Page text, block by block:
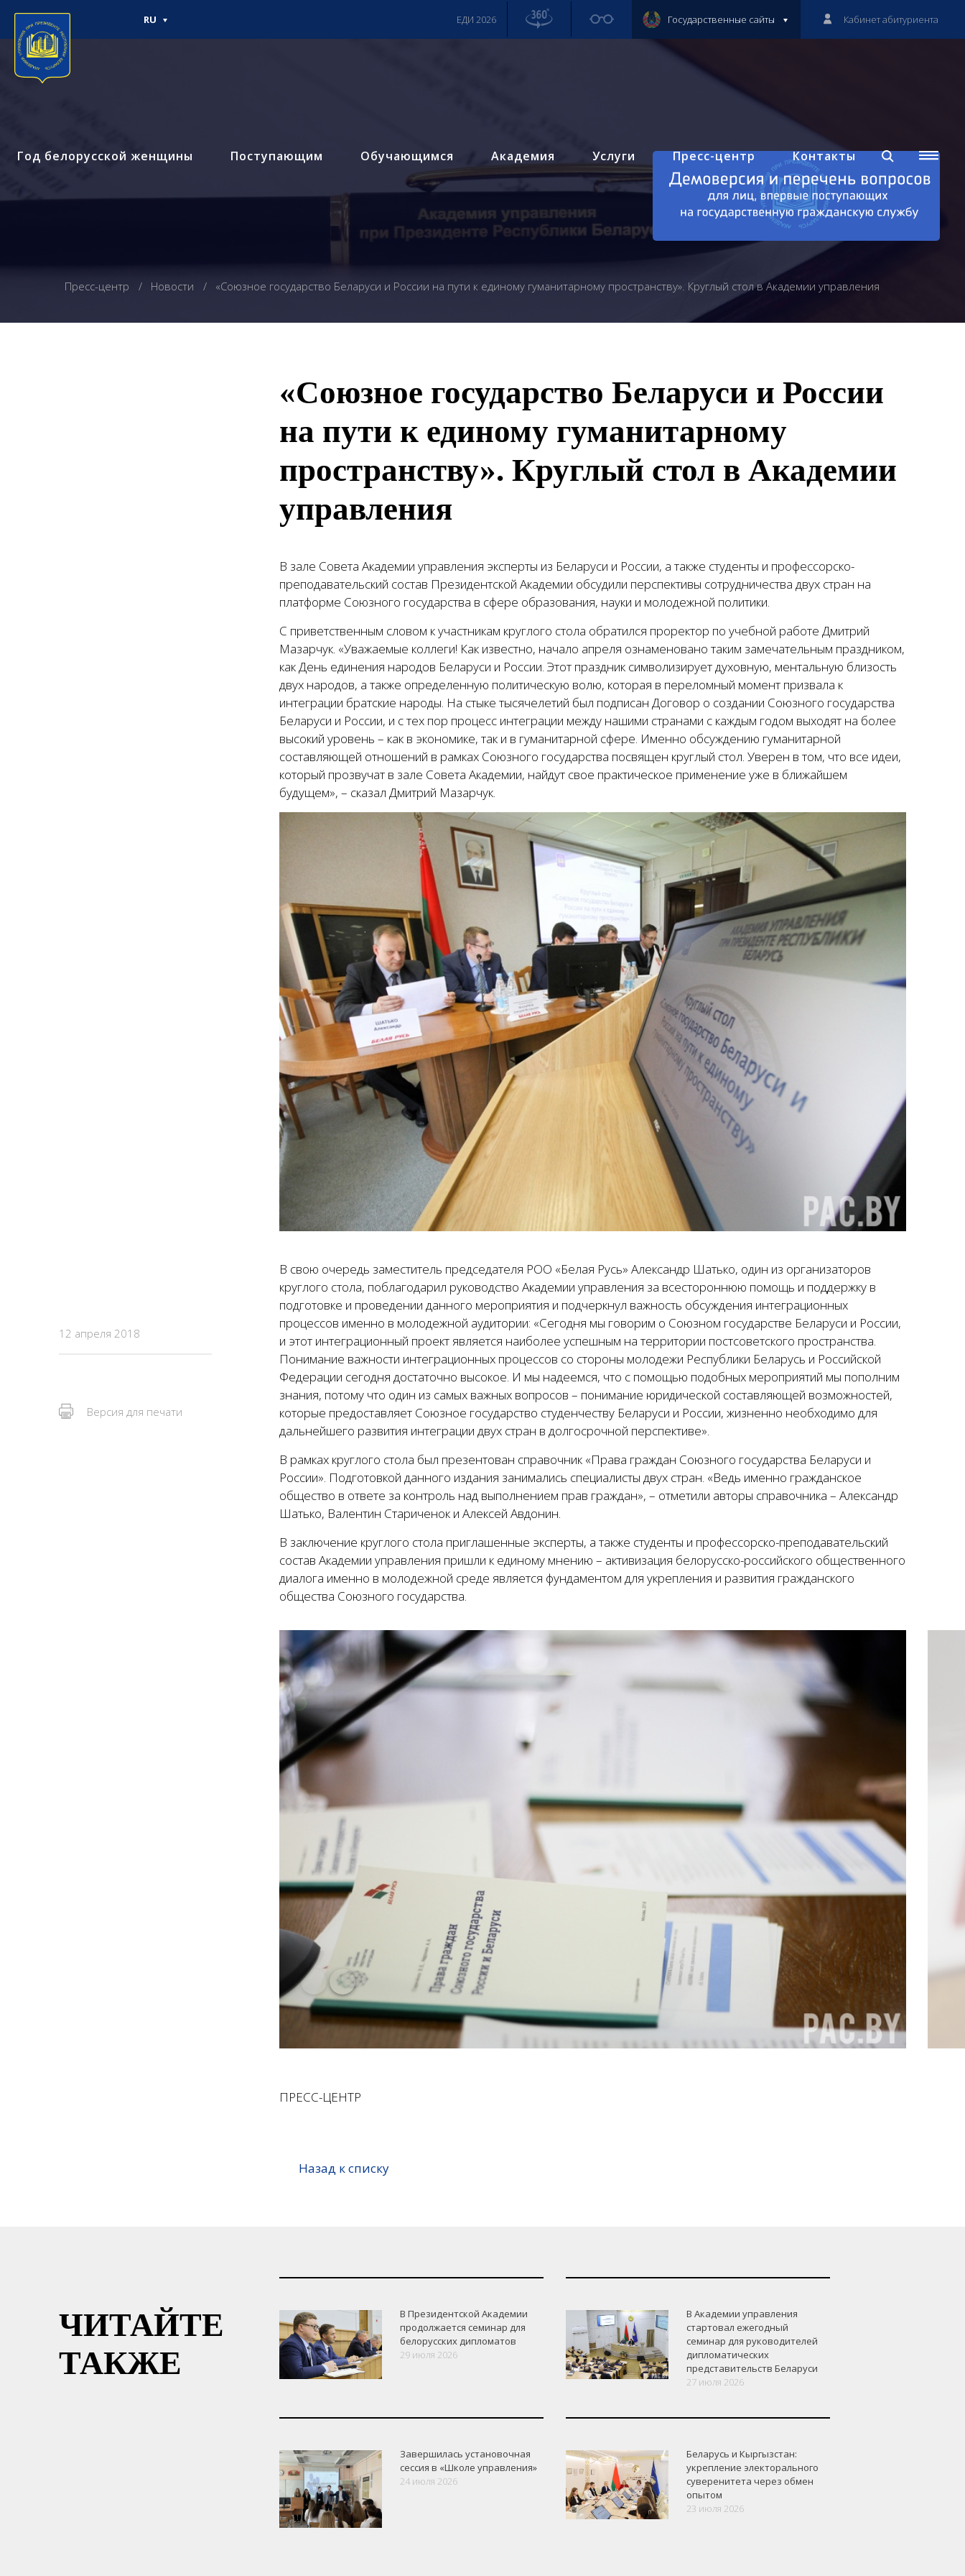
Год белорусской женщины Поступающим Обучающимся Академия Услуги Пресс-центр Контакты
RU ЕДИ 2026 Государственные сайты Кабинет абитуриента
Пресс-центр Новости «Союзное государство Беларуси и России на пути к единому гуманитарному пространству». Круглый стол в Академии управления
12 апреля 2018
Версия для печати
«Союзное государство Беларуси и России
на пути к единому гуманитарному
пространству». Круглый стол в Академии
управления
В зале Совета Академии управления эксперты из Беларуси и России, а также студенты и профессорско-
преподавательский состав Президентской Академии обсудили перспективы сотрудничества двух стран на
платформе Союзного государства в сфере образования, науки и молодежной политики.
С приветственным словом к участникам круглого стола обратился проректор по учебной работе Дмитрий
Мазарчук. «Уважаемые коллеги! Как известно, начало апреля ознаменовано таким замечательным праздником,
как День единения народов Беларуси и России. Этот праздник символизирует духовную, ментальную близость
двух народов, а также определенную политическую волю, которая в переломный момент призвала к
интеграции братские народы. На стыке тысячелетий был подписан Договор о создании Союзного государства
Беларуси и России, и с тех пор процесс интеграции между нашими странами с каждым годом выходят на более
высокий уровень – как в экономике, так и в гуманитарной сфере. Именно обсуждению гуманитарной
составляющей отношений в рамках Союзного государства посвящен круглый стол. Уверен в том, что все идеи,
который прозвучат в зале Совета Академии, найдут свое практическое применение уже в ближайшем
будущем», – сказал Дмитрий Мазарчук.
В свою очередь заместитель председателя РОО «Белая Русь» Александр Шатько, один из организаторов
круглого стола, поблагодарил руководство Академии управления за всестороннюю помощь и поддержку в
подготовке и проведении данного мероприятия и подчеркнул важность обсуждения интеграционных
процессов именно в молодежной аудитории: «Сегодня мы говорим о Союзном государстве Беларуси и России,
и этот интеграционный проект является наиболее успешным на территории постсоветского пространства.
Понимание важности интеграционных процессов со стороны молодежи Республики Беларусь и Российской
Федерации сегодня достаточно высокое. И мы надеемся, что с помощью подобных мероприятий мы пополним
знания, потому что один из самых важных вопросов – понимание юридической составляющей возможностей,
которые предоставляет Союзное государство студенчеству Беларуси и России, жизненно необходимо для
дальнейшего развития интеграции двух стран в долгосрочной перспективе».
В рамках круглого стола был презентован справочник «Права граждан Союзного государства Беларуси и
России». Подготовкой данного издания занимались специалисты двух стран. «Ведь именно гражданское
общество в ответе за контроль над выполнением прав граждан», – отметили авторы справочника – Александр
Шатько, Валентин Стариченок и Алексей Авдонин.
В заключение круглого стола приглашенные эксперты, а также студенты и профессорско-преподавательский
состав Академии управления пришли к единому мнению – активизация белорусско-российского общественного
диалога именно в молодежной среде является фундаментом для укрепления и развития гражданского
общества Союзного государства.
ПРЕСС-ЦЕНТР
Назад к списку
ЧИТАЙТЕ
ТАКЖЕ
В Президентской Академии
продолжается семинар для
белорусских дипломатов
29 июля 2026
В Академии управления
стартовал ежегодный
семинар для руководителей
дипломатических
представительств Беларуси
27 июля 2026
Завершилась установочная
сессия в «Школе управления»
24 июля 2026
Беларусь и Кыргызстан:
укрепление электорального
суверенитета через обмен
опытом
23 июля 2026